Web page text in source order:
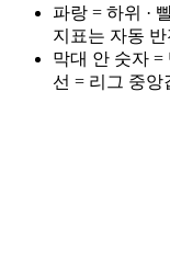
파랑 = 하위 ·
지표는 자동 반
막대 안 숫자 =
선 = 리그 중앙